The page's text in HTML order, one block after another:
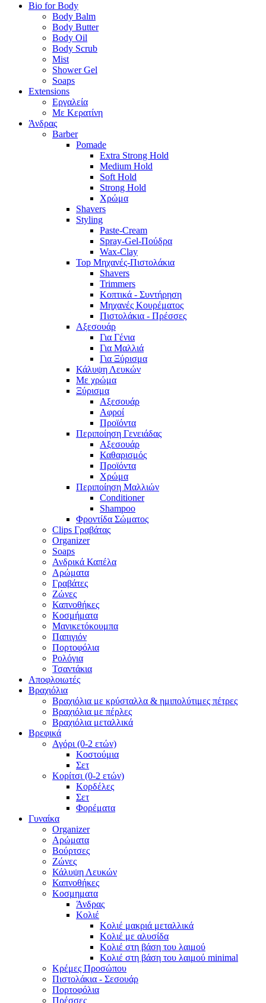
Bio for Body
Body Balm
Body Butter
Body Oil
Body Scrub
Mist
Shower Gel
Soaps
Extensions
Εργαλεία
Με Κερατίνη
Άνδρας
Barber
Pomade
Extra Strong Hold
Medium Hold
Soft Hold
Strong Hold
Χρώμα
Shavers
Styling
Paste-Cream
Spray-Gel-Πούδρα
Wax-Clay
Top Μηχανές-Πιστολάκια
Shavers
Trimmers
Κοπτικά - Συντήρηση
Μηχανές Κουρέματος
Πιστολάκια - Πρέσσες
Αξεσουάρ
Για Γένια
Για Μαλλιά
Για Ξύρισμα
Κάλυψη Λευκών
Με χρώμα
Ξύρισμα
Αξεσουάρ
Αφροί
Προϊόντα
Περιποίηση Γενειάδας
Αξεσουάρ
Καθαρισμός
Προϊόντα
Χρώμα
Περιποίηση Μαλλιών
Conditioner
Shampoo
Φροντίδα Σώματος
Clips Γραβάτας
Organizer
Soaps
Ανδρικά Καπέλα
Αρώματα
Γραβάτες
Ζώνες
Καπνοθήκες
Κοσμήματα
Μανικετόκουμπα
Παπιγιόν
Πορτοφόλια
Ρολόγια
Τσαντάκια
Αποφλοιωτές
Βραχιόλια
Βραχιόλια με κρύσταλλα & ημιπολύτιμες πέτρες
Βραχιόλια με πέρλες
Βραχιόλια μεταλλικά
Βρεφικά
Αγόρι (0-2 ετών)
Κοστούμια
Σετ
Κορίτσι (0-2 ετών)
Κορδέλες
Σετ
Φορέματα
Γυναίκα
Organizer
Αρώματα
Βούρτσες
Ζώνες
Κάλυψη Λευκών
Καπνοθήκες
Κοσμηματα
Άνδρας
Κολιέ
Κολιέ μακριά μεταλλικά
Κολιέ με αλυσίδα
Κολιέ στη βάση του λαιμού
Κολιέ στη βάση του λαιμού minimal
Κρέμες Προσώπου
Πιστολάκια - Σεσουάρ
Πορτοφόλια
Πρέσσες